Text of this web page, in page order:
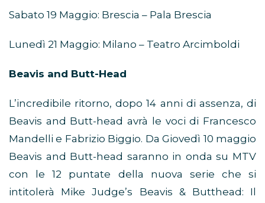
Sabato 19 Maggio: Brescia – Pala Brescia
Lunedì 21 Maggio: Milano – Teatro Arcimboldi
Beavis and Butt-Head
L’incredibile ritorno, dopo 14 anni di assenza, di
Beavis and Butt-head avrà le voci di Francesco
Mandelli e Fabrizio Biggio. Da Giovedì 10 maggio
Beavis and Butt-head saranno in onda su MTV
con le 12 puntate della nuova serie che si
intitolerà Mike Judge’s Beavis & Butthead: Il